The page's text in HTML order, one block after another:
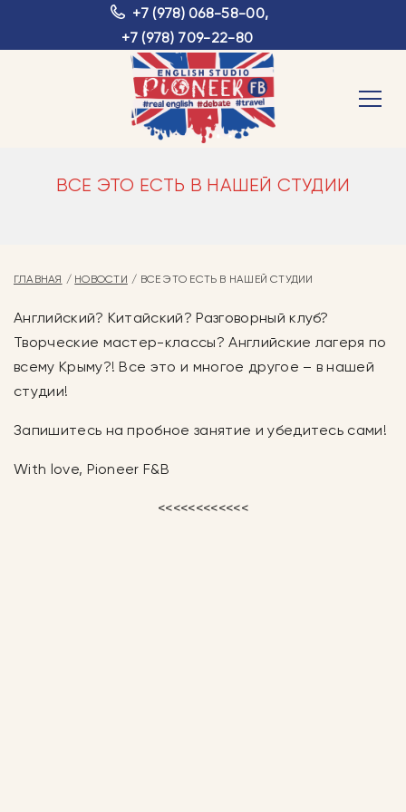
+7 (978) 068-58-00,
+7 (978) 709-22-80
ВСЕ ЭТО ЕСТЬ В НАШЕЙ СТУДИИ
ГЛАВНАЯ НОВОСТИ ВСЕ ЭТО ЕСТЬ В НАШЕЙ СТУДИИ
Английский? Китайский? Разговорный клуб?
Творческие мастер-классы? Английские лагеря по
всему Крыму?! Все это и многое другое – в нашей
студии!
Запишитесь на пробное занятие и убедитесь сами!
With love, Pioneer F&B
<<<<<<<<<<<<